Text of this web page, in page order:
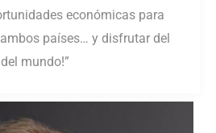
económicas para
países… y disfrutar del
mundo!”